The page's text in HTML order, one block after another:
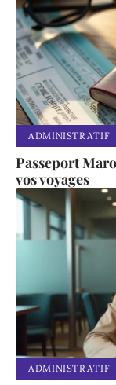
ADMINISTRATIF
Passeport
vos voyages
ADMINISTRATIF